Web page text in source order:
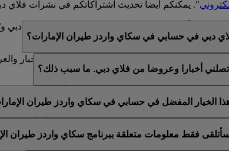
". يمكنكم أيضا تحديث اشتراكاتكم في نشرات فلاي
في أسفل رسائل البريد الإلكتروني الخاصة بفلاي
عن طريق خدمة العملاء المباشرة أو مركز الاتصال.
دبي في حسابي في سكاي واردز طيران الإمارات؟
وفلاي دبي. لذلك، يتوفر لكم خيار تلقي الأخبار
أخبارا وعروضا من فلاي دبي. ما سبب ذلك؟
وسكاي واردز طيران الإمارات و/أو فلاي دبي
الخيار المفضل في حسابي في سكاي واردز طيران
عضوية واحدة في سكاي واردز طيران الإمارات أو أن
اشتراكات البريد الإلكتروني الخاصة بكم ضمن
فقط معلومات متعلقة ببرنامج سكاي واردز طيران